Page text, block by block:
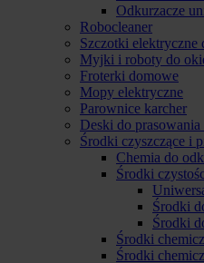
Odkurzacze
Robocleaner
Szczotki elektryczne
Myjki i roboty do
Froterki domowe
Mopy elektryczne
Parownice karcher
Deski do
Środki czyszczące i
Chemia do
Środki
Środki
Środki
Środki
Środki